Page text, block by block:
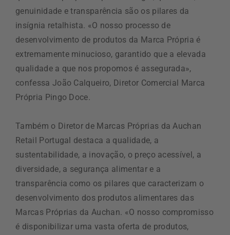
genuinidade e transparência são os pilares da
insígnia retalhista. «O nosso processo de
desenvolvimento de produtos da Marca Própria é
extremamente minucioso, garantido que a elevada
qualidade a que nos propomos é assegurada»,
confessa João Calqueiro, Diretor Comercial Marca
Própria Pingo Doce.
Também o Diretor de Marcas Próprias da Auchan
Retail Portugal destaca a qualidade, a
sustentabilidade, a inovação, o preço acessível, a
diversidade, a segurança alimentar e a
transparência como os pilares que caracterizam o
desenvolvimento dos produtos alimentares das
Marcas Próprias da Auchan. «O nosso compromisso
é disponibilizar uma vasta oferta de produtos,